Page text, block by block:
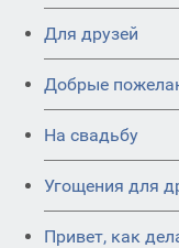
Для друзей
Добрые
На свадьбу
Угощения для
Привет, как